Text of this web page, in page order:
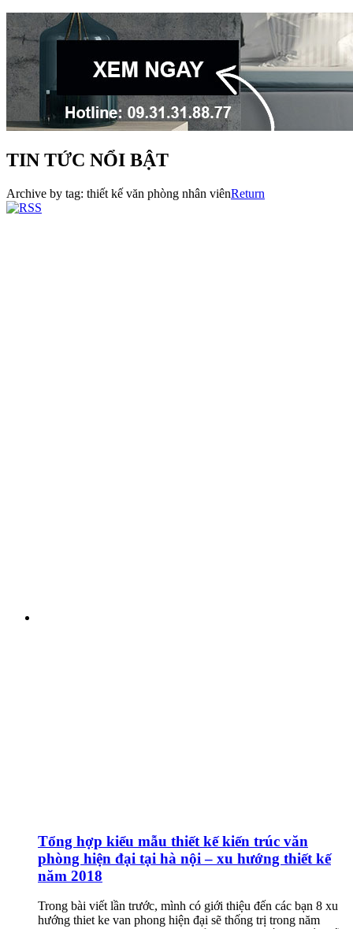
TIN TỨC NỔI BẬT
Archive by tag: thiết kế văn phòng nhân viênReturn
Tổng hợp kiểu mẫu thiết kế kiến trúc văn
phòng hiện đại tại hà nội – xu hướng thiết kế
năm 2018
Trong bài viết lần trước, mình có giới thiệu đến các bạn 8 xu
hướng thiet ke van phong hiện đại sẽ thống trị trong năm